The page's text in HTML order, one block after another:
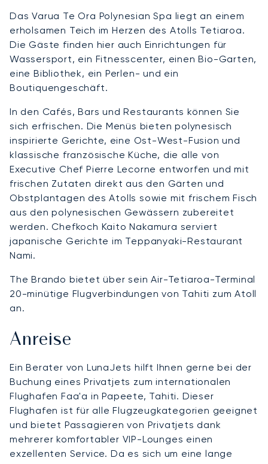
Das Varua Te Ora Polynesian Spa liegt an einem
erholsamen Teich im Herzen des Atolls Tetiaroa.
Die Gäste finden hier auch Einrichtungen für
Wassersport, ein Fitnesscenter, einen Bio-Garten,
eine Bibliothek, ein Perlen- und ein
Boutiquengeschäft.
In den Cafés, Bars und Restaurants können Sie
sich erfrischen. Die Menüs bieten polynesisch
inspirierte Gerichte, eine Ost-West-Fusion und
klassische französische Küche, die alle von
Executive Chef Pierre Lecorne entworfen und mit
frischen Zutaten direkt aus den Gärten und
Obstplantagen des Atolls sowie mit frischem Fisch
aus den polynesischen Gewässern zubereitet
werden. Chefkoch Kaito Nakamura serviert
japanische Gerichte im Teppanyaki-Restaurant
Nami.
The Brando bietet über sein Air-Tetiaroa-Terminal
20-minütige Flugverbindungen von Tahiti zum Atoll
an.
Anreise
Ein Berater von LunaJets hilft Ihnen gerne bei der
Buchung eines Privatjets zum internationalen
Flughafen Faa'a in Papeete, Tahiti. Dieser
Flughafen ist für alle Flugzeugkategorien geeignet
und bietet Passagieren von Privatjets dank
mehrerer komfortabler VIP-Lounges einen
exzellenten Service. Da es sich um eine lange